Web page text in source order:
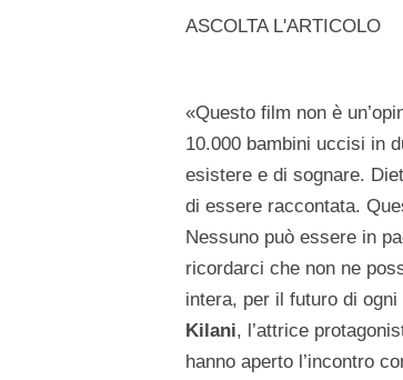
ASCOLTA L'ARTICOLO
«Questo film non è
10.000 bambini uccisi in
esistere e di sognare.
di essere raccontata.
Nessuno può essere in
ricordarci che non ne
intera, per il futuro di
Kilani, l’attrice
hanno aperto l’incontro